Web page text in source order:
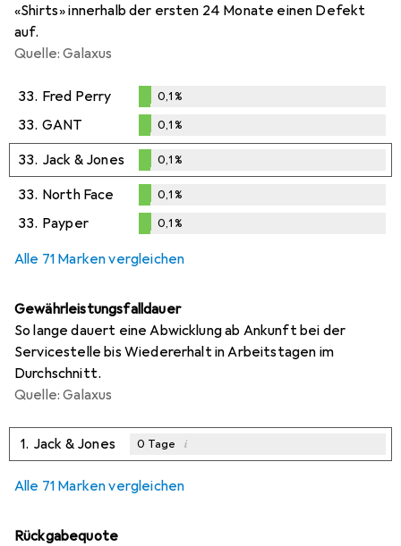
«Shirts» innerhalb der ersten 24 Monate einen Defekt
auf.
Quelle: Galaxus
33. Fred Perry
%
0,1%
33. GANT
0,1%
0,1%
33. Jack & Jones
0,1%
0,1%
33. North Face
%
0,1%
33. Payper 0,1%
Alle 71 Marken vergleichen
Gewährleistungsfalldauer
So lange dauert eine Abwicklung ab Ankunft bei der
Servicestelle bis Wiedererhalt in Arbeitstagen im
Durchschnitt.
Quelle: Galaxus
1. Jack & Jones 0 Tage i
Alle 71 Marken vergleichen
Rückgabequote